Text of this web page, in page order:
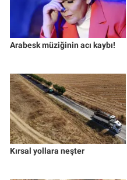
Arabesk müziğinin acı kaybı!
Kırsal yollara neşter